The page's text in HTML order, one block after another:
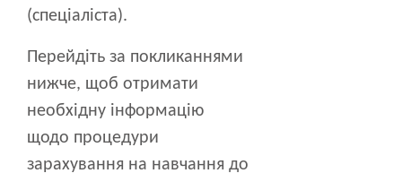
(спеціаліста).
Перейдіть за покликаннями
нижче, щоб отримати
необхідну інформацію
щодо процедури
зарахування на навчання до